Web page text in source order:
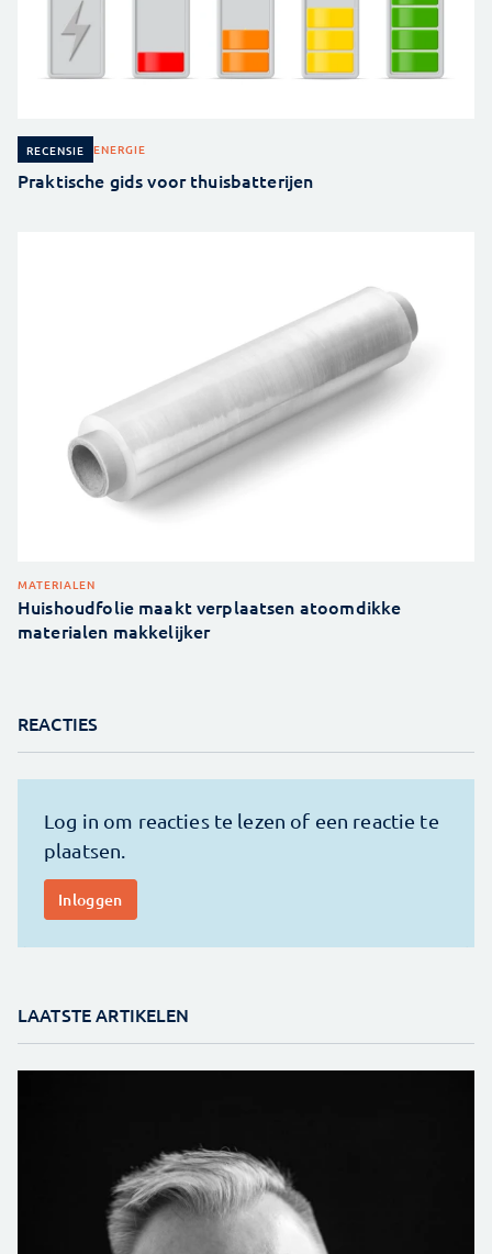
RECENSIE ENERGIE
Praktische gids voor thuisbatterijen
MATERIALEN
Huishoudfolie maakt verplaatsen atoomdikke
materialen makkelijker
REACTIES
LAATSTE ARTIKELEN